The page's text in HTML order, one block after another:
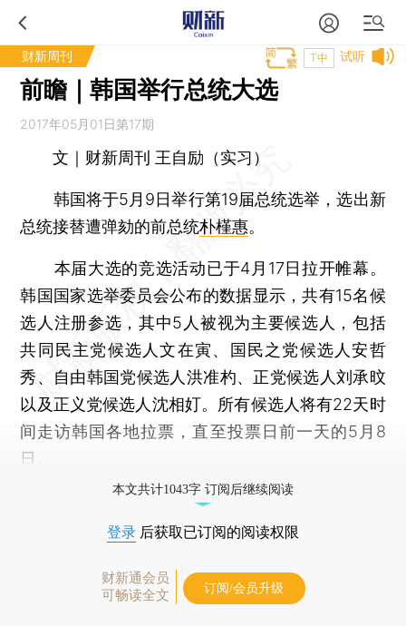
财新周刊 试听
T中
前瞻｜韩国举行总统大选
2017年05月01日第17期
文｜财新周刊 王自励（实习）
韩国将于5月9日举行第19届总统选举，选出新
总统接替遭弹劾的前总统朴槿惠。
本届大选的竞选活动已于4月17日拉开帷幕。
韩国国家选举委员会公布的数据显示，共有15名候
选人注册参选，其中5人被视为主要候选人，包括
共同民主党候选人文在寅、国民之党候选人安哲
秀、自由韩国党候选人洪准杓、正党候选人刘承旼
以及正义党候选人沈相奵。所有候选人将有22天时
间走访韩国各地拉票，直至投票日前一天的5月8
日。
本文共计1043字 订阅后继续阅读
登录 后获取已订阅的阅读权限
财新通会员
可畅读全文
订阅/会员升级